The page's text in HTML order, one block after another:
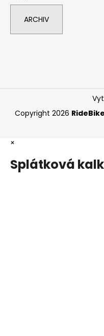
ARCHIV
Copyright 2026
×
Splátková